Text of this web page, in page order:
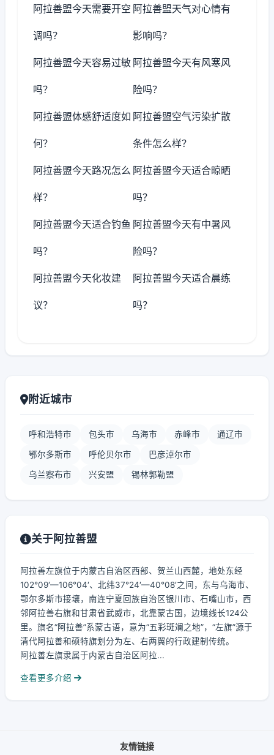
阿拉善盟今天需要开空
调吗？
阿拉善盟天气对心情有
影响吗？
阿拉善盟今天容易过敏
吗？
阿拉善盟今天有风寒风
险吗？
阿拉善盟体感舒适度如
何？
阿拉善盟空气污染扩散
条件怎么样？
阿拉善盟今天路况怎么
样？
阿拉善盟今天适合晾晒
吗？
阿拉善盟今天适合钓鱼
吗？
阿拉善盟今天有中暑风
险吗？
阿拉善盟今天化妆建
议？
阿拉善盟今天适合晨练
吗？
附近城市
呼和浩特市 包头市 乌海市 赤峰市 通辽市
鄂尔多斯市 呼伦贝尔市 巴彦淖尔市
乌兰察布市 兴安盟 锡林郭勒盟
关于阿拉善盟
阿拉善左旗位于内蒙古自治区西部、贺兰山西麓，地处东经
102°09′—106°04′、北纬37°24′—40°08′之间，东与乌海市、
鄂尔多斯市接壤，南连宁夏回族自治区银川市、石嘴山市，西
邻阿拉善右旗和甘肃省武威市，北靠蒙古国，边境线长124公
里。旗名“阿拉善”系蒙古语，意为“五彩斑斓之地”，“左旗”源于
清代阿拉善和硕特旗划分为左、右两翼的行政建制传统。
阿拉善左旗隶属于内蒙古自治区阿拉...
查看更多介绍
友情链接